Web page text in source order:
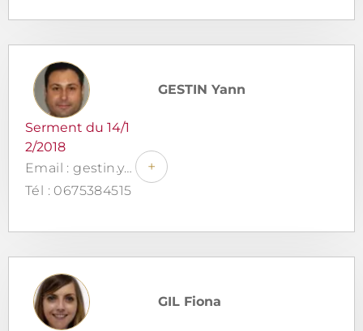
GESTIN Yann
Serment du 14/1
2/2018
Email : gestin.yann.avocat@gmail.com
Tél : 0675384515
+
GIL Fiona